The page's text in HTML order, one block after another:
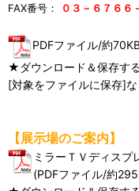
FAX番号：
０３－６７６６
PDFファイル/約
★ダウンロード＆保存す
[対象をファイルに保存]
【展示場のご案内】
ミラーＴＶディスプ
(PDFファイル/約